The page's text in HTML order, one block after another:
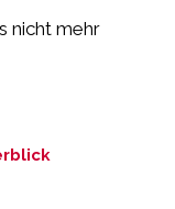
nicht mehr